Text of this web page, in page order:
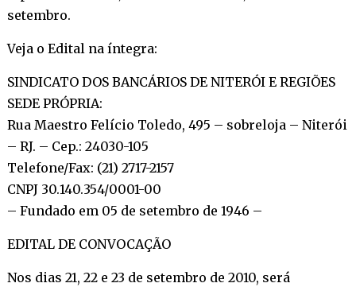
setembro.
Veja o Edital na íntegra:
SINDICATO DOS BANCÁRIOS DE NITERÓI E REGIÕES
SEDE PRÓPRIA:
Rua Maestro Felício Toledo, 495 – sobreloja – Niterói
– RJ. – Cep.: 24030-105
Telefone/Fax: (21) 2717-2157
CNPJ 30.140.354/0001-00
– Fundado em 05 de setembro de 1946 –
EDITAL DE CONVOCAÇÃO
Nos dias 21, 22 e 23 de setembro de 2010, será